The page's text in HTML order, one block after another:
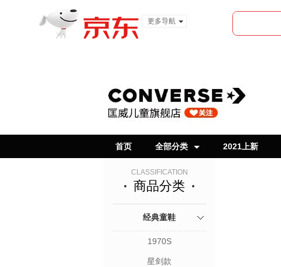
更多导航
首页 全部分类 2021上新
CLASSIFICATION
商品分类
经典童鞋
1970S
星剑款